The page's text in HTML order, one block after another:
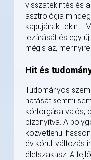
visszatekintés és
asztrológia
kapujának tekinti.
lezárását és egy
mégis az,
Hit és
Tudományos
hatását semmi
körforgása valós,
bizonyítva. A
közvetlenül
év körüli változás
életszakasz. A